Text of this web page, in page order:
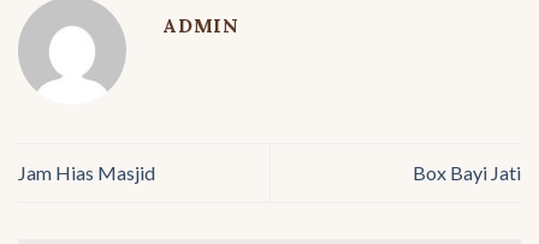
ADMIN
Jam Hias Masjid Box Bayi Jati